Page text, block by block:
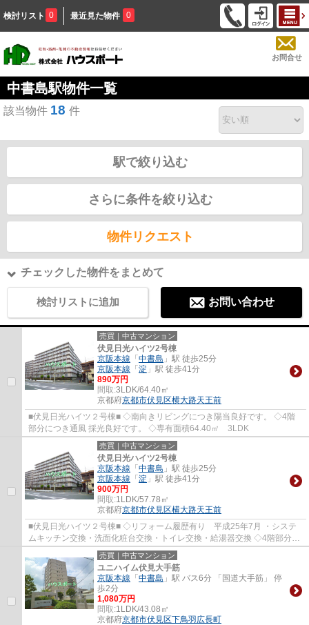
検討リスト 0 最近見た物件 0
お問合せ
中書島駅物件一覧
該当物件 18 件
駅で絞り込む
さらに条件を絞り込む
物件リクエスト
チェックした物件をまとめて
検討リストに追加 お問い合わせ
売買｜中古マンション
伏見日光ハイツ2号棟
京阪本線 「中書島 」駅 徒歩25分
京阪本線 「淀 」駅 徒歩41分
890万円
間取:3LDK/64.40㎡
京都府京都市伏見区横大路天王前
■伏見日光ハイツ２号棟■ ◇南向きリビングにつき陽当良好です。 ◇4階
部分につき通風 採光良好です。 ◇専有面積64.40㎡ 3LDK
売買｜中古マンション
伏見日光ハイツ2号棟
京阪本線 「中書島 」駅 徒歩25分
京阪本線 「淀 」駅 徒歩41分
900万円
間取:1LDK/57.78㎡
京都府京都市伏見区横大路天王前
■伏見日光ハイツ２号棟■ ◇リフォーム履歴有り 平成25年7月 ・システ
ムキッチン交換・洗面化粧台交換・トイレ交換・給湯器交換 ◇4階部分に
つき通風 採光良好です。 ◇専有面積57.78㎡ ...
売買｜中古マンション
ユニハイム伏見大手筋
京阪本線 「中書島 」駅 バス6分 「国道大手筋」 停
歩2分
1,080万円
間取:1LDK/43.08㎡
京都府京都市伏見区下鳥羽広長町